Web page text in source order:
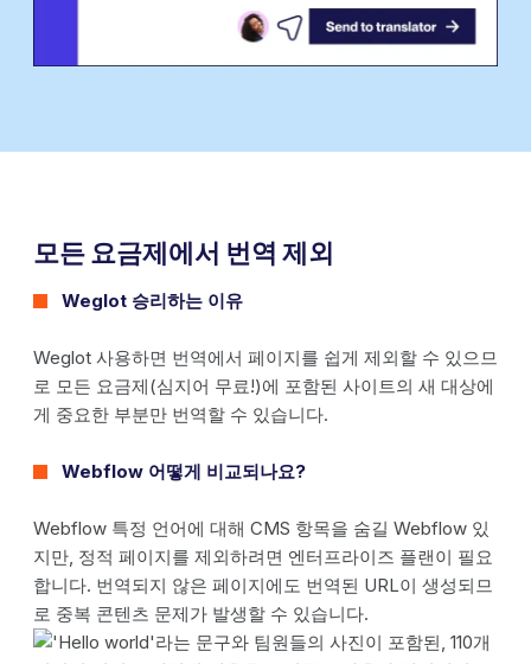
모든 요금제에서 번역 제외
Weglot 승리하는 이유
Weglot 사용하면 번역에서 페이지를 쉽게 제외할 수 있으므
로 모든 요금제(심지어 무료!)에 포함된 사이트의 새 대상에
게 중요한 부분만 번역할 수 있습니다.
Webflow 어떻게 비교되나요?
Webflow 특정 언어에 대해 CMS 항목을 숨길 Webflow 있
지만, 정적 페이지를 제외하려면 엔터프라이즈 플랜이 필요
합니다. 번역되지 않은 페이지에도 번역된 URL이 생성되므
로 중복 콘텐츠 문제가 발생할 수 있습니다.